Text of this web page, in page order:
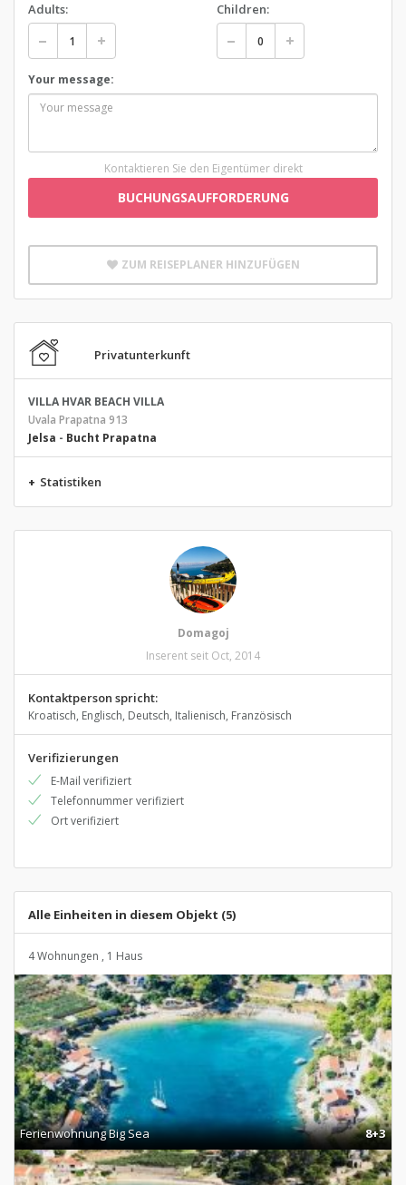
Adults: Children:
Your message:
Kontaktieren Sie den Eigentümer direkt
BUCHUNGSAUFFORDERUNG
ZUM REISEPLANER HINZUFÜGEN
Privatunterkunft
VILLA HVAR BEACH VILLA
Uvala Prapatna 913
Jelsa - Bucht Prapatna
+ Statistiken
Domagoj
Inserent seit Oct, 2014
Kontaktperson spricht:
Kroatisch, Englisch, Deutsch, Italienisch, Französisch
Verifizierungen
E-Mail verifiziert
Telefonnummer verifiziert
Ort verifiziert
Alle Einheiten in diesem Objekt (5)
4 Wohnungen , 1 Haus
Ferienwohnung Big Sea 8+3